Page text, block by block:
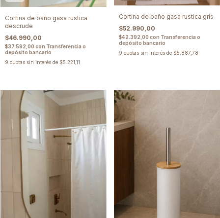
Cortina de baño gasa rustica
descrude
$46.990,00
$37.592,00 con Transferencia o
depósito bancario
9 cuotas sin interés de $5.221,11
Cortina de baño gasa rustica gris
$52.990,00
$42.392,00 con Transferencia o
depósito bancario
9 cuotas sin interés de $5.887,78